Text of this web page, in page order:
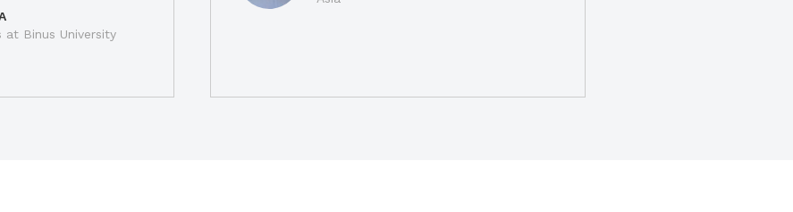
at Binus University